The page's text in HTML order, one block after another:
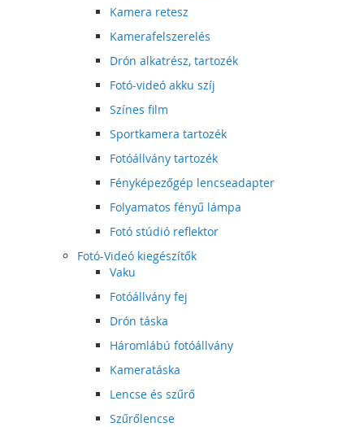
Kamera retesz
Kamerafelszerelés
Drón alkatrész, tartozék
Fotó-videó akku szíj
Színes film
Sportkamera tartozék
Fotóállvány tartozék
Fényképezőgép lencseadapter
Folyamatos fényű lámpa
Fotó stúdió reflektor
Fotó-Videó kiegészítők
Vaku
Fotóállvány fej
Drón táska
Háromlábú fotóállvány
Kameratáska
Lencse és szűrő
Szűrőlencse